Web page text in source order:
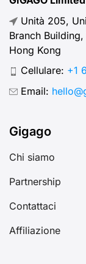
Unità 205,
Branch
Hong Kong
Cellulare: +1
Email:
Gigago
Chi siamo
Partnership
Contattaci
Affiliazione